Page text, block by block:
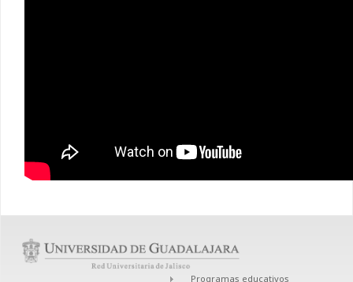
Programas educativos